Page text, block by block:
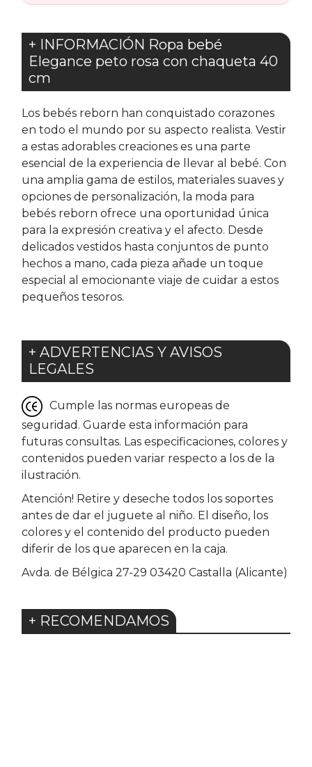
+ INFORMACIÓN Ropa bebé
Elegance peto rosa con chaqueta 40
cm
Los bebés reborn han conquistado corazones
en todo el mundo por su aspecto realista. Vestir
a estas adorables creaciones es una parte
esencial de la experiencia de llevar al bebé. Con
una amplia gama de estilos, materiales suaves y
opciones de personalización, la moda para
bebés reborn ofrece una oportunidad única
para la expresión creativa y el afecto. Desde
delicados vestidos hasta conjuntos de punto
hechos a mano, cada pieza añade un toque
especial al emocionante viaje de cuidar a estos
pequeños tesoros.
+ ADVERTENCIAS Y AVISOS
LEGALES
Cumple las normas europeas de
seguridad. Guarde esta información para
futuras consultas. Las especificaciones, colores y
contenidos pueden variar respecto a los de la
ilustración.
Atención! Retire y deseche todos los soportes
antes de dar el juguete al niño. El diseño, los
colores y el contenido del producto pueden
diferir de los que aparecen en la caja.
Avda. de Bélgica 27-29 03420 Castalla (Alicante)
+ RECOMENDAMOS